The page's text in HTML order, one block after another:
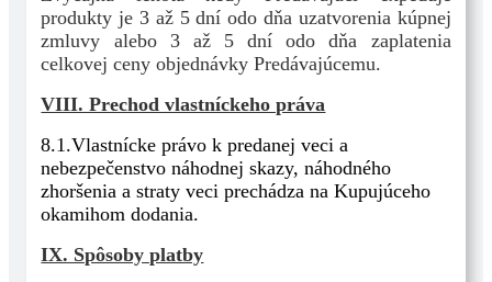
produkty je 3 až 5 dní odo dňa uzatvorenia kúpnej
zmluvy alebo 3 až 5 dní odo dňa zaplatenia
celkovej ceny objednávky Predávajúcemu.
VIII. Prechod vlastníckeho práva
8.1.Vlastnícke právo k predanej veci a
nebezpečenstvo náhodnej skazy, náhodného
zhoršenia a straty veci prechádza na Kupujúceho
okamihom dodania.
IX. Spôsoby platby